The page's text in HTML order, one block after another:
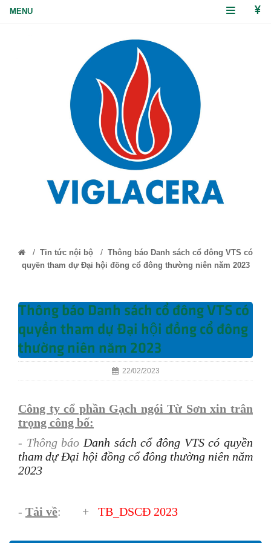
/ Tin tức nội bộ / Thông báo Danh sách cổ đông VTS có
quyền tham dự Đại hội đồng cổ đông thường niên năm 2023
Thông báo Danh sách cổ đông VTS có
quyền tham dự Đại hội đồng cổ đông
thường niên năm 2023
22/02/2023
Công ty cổ phần Gạch ngói Từ Sơn xin trân
trọng công bố:
- Thông báo Danh sách cổ đông VTS có quyền
tham dự Đại hội đồng cổ đông thường niên năm
2023
- Tải về: + TB_ DSCĐ 2023